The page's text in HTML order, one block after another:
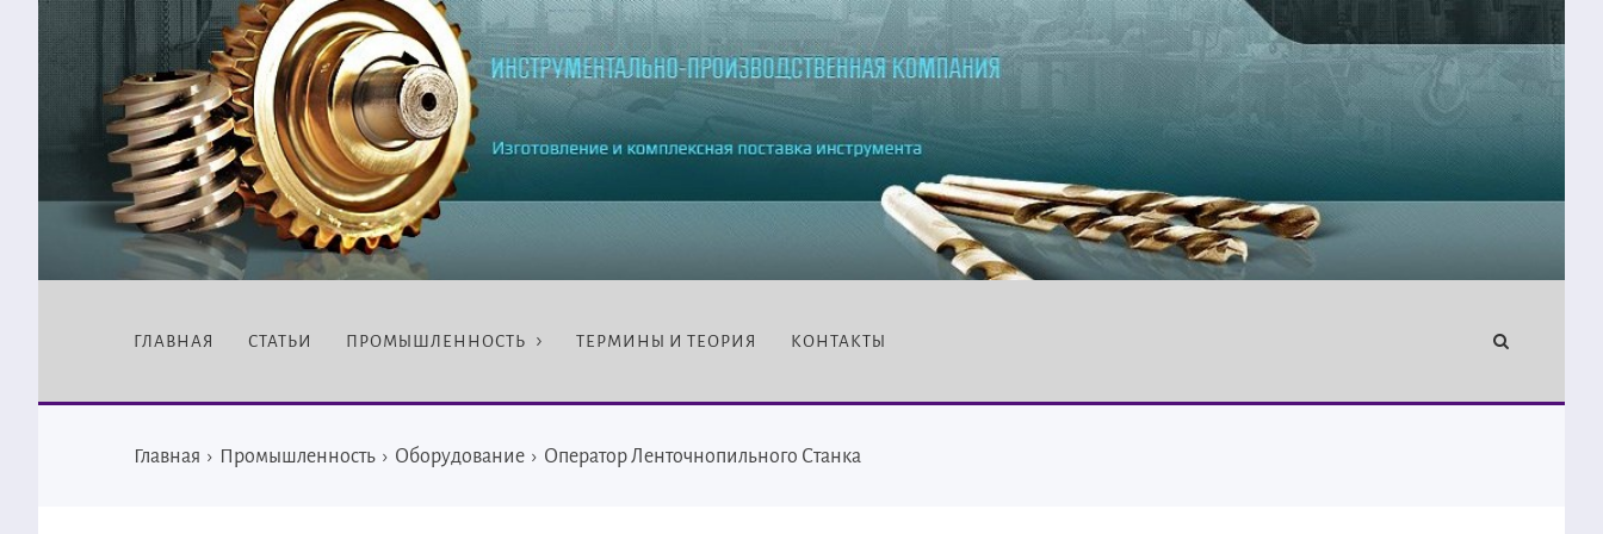
ГЛАВНАЯ СТАТЬИ ПРОМЫШЛЕННОСТЬ ТЕРМИНЫ И ТЕОРИЯ КОНТАКТЫ
Главная › Промышленность › Оборудование › Оператор Ленточнопильного Станка